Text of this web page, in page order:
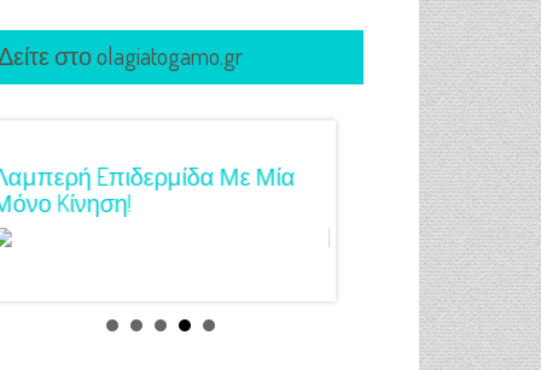
στο olagiatogamo.gr
Eπιδερμίδα Με Μία
Kίνηση!
3 Προτάσεις Για
Για Όλα Τα Γούστα!